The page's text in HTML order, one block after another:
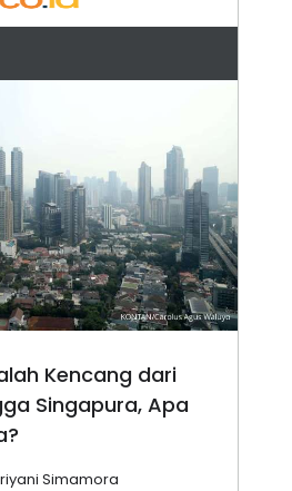
Kencang dari
Singapura, Apa
Simamora